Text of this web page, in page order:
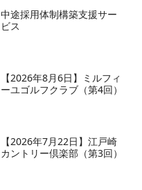
中途採用体制構築支援サー
ビス
【2026年8月6日】ミルフィ
ーユゴルフクラブ（第4回）
【2026年7月22日】江戸崎
カントリー倶楽部（第3回）